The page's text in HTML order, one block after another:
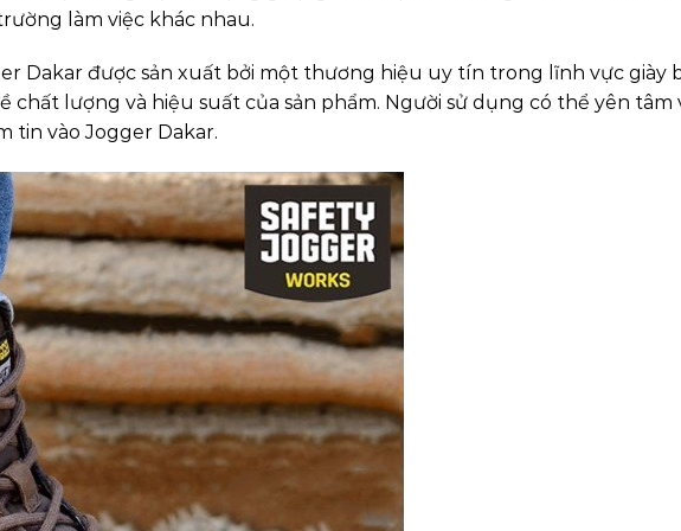
làm việc khác nhau.
Dakar được sản xuất bởi một thương hiệu uy tín trong lĩnh vực giày
chất lượng và hiệu suất của sản phẩm. Người sử dụng có thể yên tâm
tin vào Jogger Dakar.